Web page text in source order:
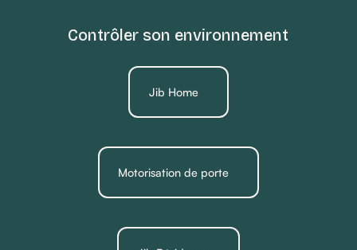
Contrôler son environnement
Jib Home
Motorisation de porte